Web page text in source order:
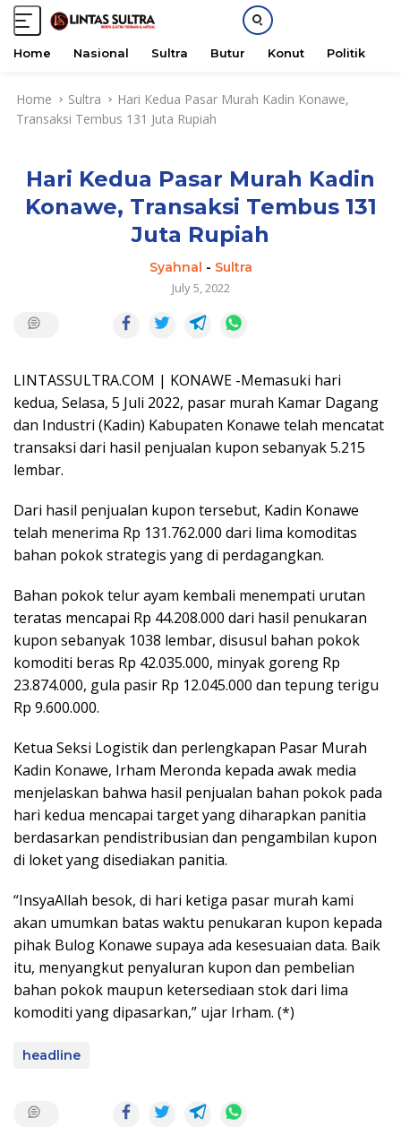
Home Nasional Sultra Butur Konut Politik
Home Sultra
Hari Kedua Pasar Murah Kadin Konawe,
Transaksi Tembus 131 Juta Rupiah
Hari Kedua Pasar Murah Kadin
Konawe, Transaksi Tembus 131
Juta Rupiah
Syahnal - Sultra
July 5, 2022
LINTASSULTRA.COM | KONAWE -Memasuki hari
kedua, Selasa, 5 Juli 2022, pasar murah Kamar Dagang
dan Industri (Kadin) Kabupaten Konawe telah mencatat
transaksi dari hasil penjualan kupon sebanyak 5.215
lembar.
Dari hasil penjualan kupon tersebut, Kadin Konawe
telah menerima Rp 131.762.000 dari lima komoditas
bahan pokok strategis yang di perdagangkan.
Bahan pokok telur ayam kembali menempati urutan
teratas mencapai Rp 44.208.000 dari hasil penukaran
kupon sebanyak 1038 lembar, disusul bahan pokok
komoditi beras Rp 42.035.000, minyak goreng Rp
23.874.000, gula pasir Rp 12.045.000 dan tepung terigu
Rp 9.600.000.
Ketua Seksi Logistik dan perlengkapan Pasar Murah
Kadin Konawe, Irham Meronda kepada awak media
menjelaskan bahwa hasil penjualan bahan pokok pada
hari kedua mencapai target yang diharapkan panitia
berdasarkan pendistribusian dan pengambilan kupon
di loket yang disediakan panitia.
“InsyaAllah besok, di hari ketiga pasar murah kami
akan umumkan batas waktu penukaran kupon kepada
pihak Bulog Konawe supaya ada kesesuaian data. Baik
itu, menyangkut penyaluran kupon dan pembelian
bahan pokok maupun ketersediaan stok dari lima
komoditi yang dipasarkan,” ujar Irham. (*)
headline